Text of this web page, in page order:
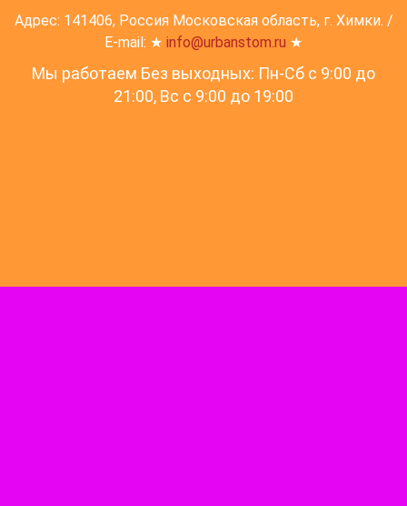
Адрес: 141406, Россия Московская область, г. Химки. /
E-mail: ★ info@urbanstom.ru ★
Мы работаем Без выходных: Пн-Сб с 9:00 до
21:00, Вс c 9:00 до 19:00